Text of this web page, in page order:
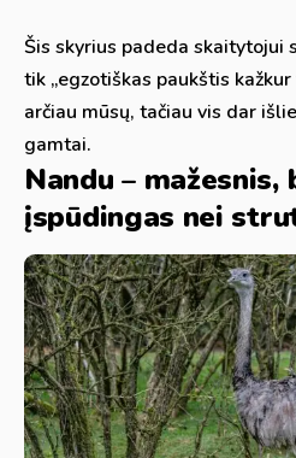
Šis skyrius padeda skaitytojui
tik „egzotiškas paukštis
arčiau mūsų, tačiau vis dar
gamtai.
Nandu – mažesnis,
įspūdingas nei